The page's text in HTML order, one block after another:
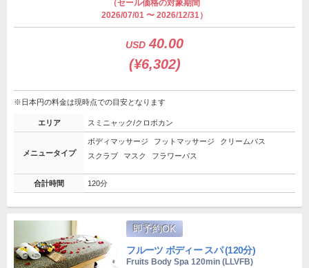
（セール価格の対象期間
2026/07/01 〜 2026/12/31）
USD 40.00
(¥6,302)
※日本円の料金は現時点での目安となります
エリア スミニャック/クロボカン
メニュータイプ
ボディマッサージ フットマッサージ
クリームバス
スクラブ
マスク フラワーバス
合計時間 120分
即予約OK
フルーツ ボディー スパ (120分)
Fruits Body Spa 120min (LLVFB)